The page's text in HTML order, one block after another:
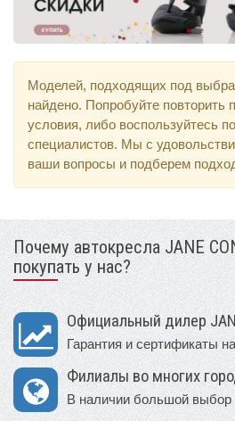
Моделей, подходящих под
найдено. Попробуйте повторить
условия, либо воспользуйтесь
специалистов. Мы с
ваши вопросы и подберем
Почему автокресла JANE
покупать у нас?
Официальный дилер
Гарантия и сертификаты
Филиалы во многих
В наличии большой выбор